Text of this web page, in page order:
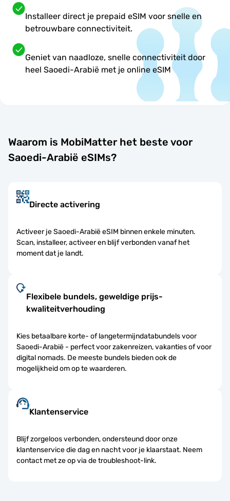
Installeer direct je prepaid eSIM voor snelle en
betrouwbare connectiviteit.
Geniet van naadloze, snelle connectiviteit door
heel Saoedi-Arabië met je online eSIM
Waarom is MobiMatter het beste voor
Saoedi-Arabië eSIMs?
Directe activering
Activeer je Saoedi-Arabië eSIM binnen enkele minuten.
Scan, installeer, activeer en blijf verbonden vanaf het
moment dat je landt.
Flexibele bundels, geweldige prijs-
kwaliteitverhouding
Kies betaalbare korte- of langetermijndatabundels voor
Saoedi-Arabië - perfect voor zakenreizen, vakanties of voor
digital nomads. De meeste bundels bieden ook de
mogelijkheid om op te waarderen.
Klantenservice
Blijf zorgeloos verbonden, ondersteund door onze
klantenservice die dag en nacht voor je klaarstaat. Neem
contact met ze op via de troubleshoot-link.